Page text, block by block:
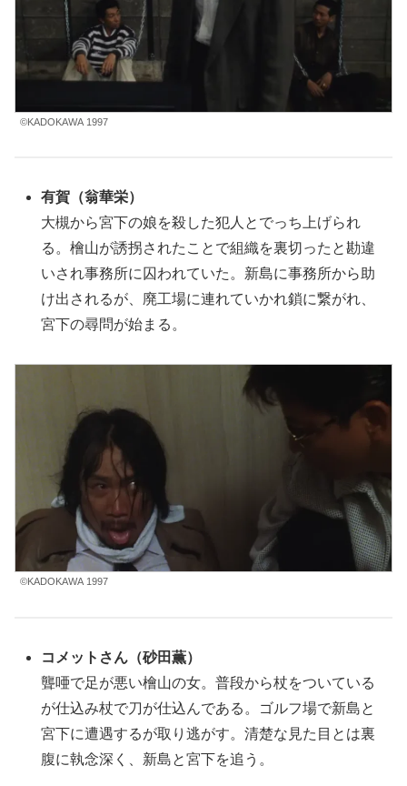
©KADOKAWA 1997
有賀 （翁華栄）
大槻から宮下の娘を殺した犯人とでっち上げられ
る。檜山が誘拐されたことで組織を裏切ったと勘違
いされ事務所に囚われていた。新島に事務所から助
け出されるが、廃工場に連れていかれ鎖に繋がれ、
宮下の尋問が始まる。
©KADOKAWA 1997
コメットさん（砂田薫）
聾唖で足が悪い檜山の女。普段から杖をついている
が仕込み杖で刀が仕込んである。ゴルフ場で新島と
宮下に遭遇するが取り逃がす。清楚な見た目とは裏
腹に執念深く、新島と宮下を追う。